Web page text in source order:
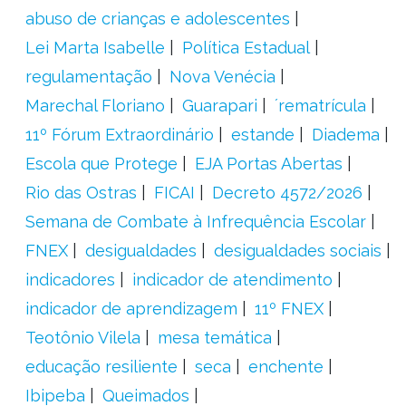
abuso de crianças e adolescentes
Lei Marta Isabelle
Política Estadual
regulamentação
Nova Venécia
Marechal Floriano
Guarapari
´rematrícula
11º Fórum Extraordinário
estande
Diadema
Escola que Protege
EJA Portas Abertas
Rio das Ostras
FICAI
Decreto 4572/2026
Semana de Combate à Infrequência Escolar
FNEX
desigualdades
desigualdades sociais
indicadores
indicador de atendimento
indicador de aprendizagem
11º FNEX
Teotônio Vilela
mesa temática
educação resiliente
seca
enchente
Ibipeba
Queimados